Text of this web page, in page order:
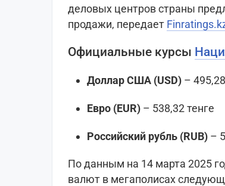
деловых центров страны
продажи, передает
Официальные курсы
Доллар США (USD) –
Евро (EUR) – 538,32 тенге
Российский рубль (RUB) –
По данным на 14 марта 2025
валют в мегаполисах